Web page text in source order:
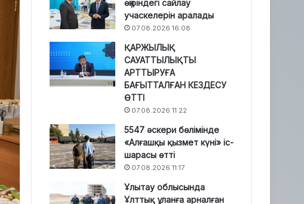
өңіріндегі сайлау
учаскелерін аралады
07.08.2026 16:08
ҚАРЖЫЛЫҚ
САУАТТЫЛЫҚТЫ
АРТТЫРУҒА
БАҒЫТТАЛҒАН КЕЗДЕСУ
ӨТТІ
07.08.2026 11:22
5547 әскери бөлімінде
«Алғашқы қызмет күні» іс-
шарасы өтті
07.08.2026 11:17
Ұлытау облысында
Ұлттық ұланға арналған